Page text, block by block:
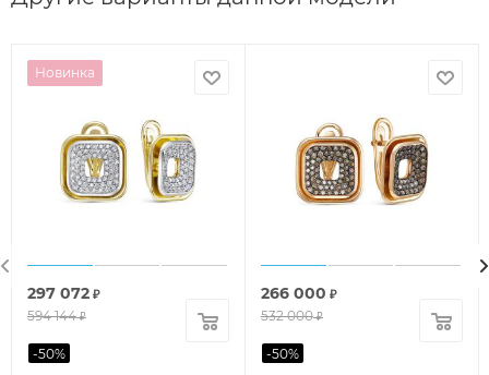
Новинка
297 072 ₽
594 144₽
-50%
266 000 ₽
532 000₽
-50%